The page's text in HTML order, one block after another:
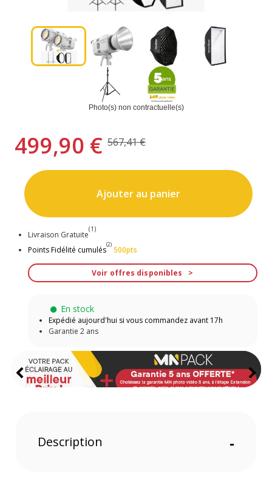
Photo(s) non contractuelle(s)
499,90 € 567,41 €
Ajouter au panier
Livraison Gratuite
(1)
Points Fidélité cumulés
(2)
500pts
Voir offres disponibles
En stock
Expédié aujourd'hui si vous commandez avant 17h
Garantie 2 ans
Description -